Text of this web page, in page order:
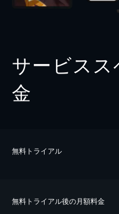
サービス
金
無料トライアル
無料トライアル後の⽉額料金